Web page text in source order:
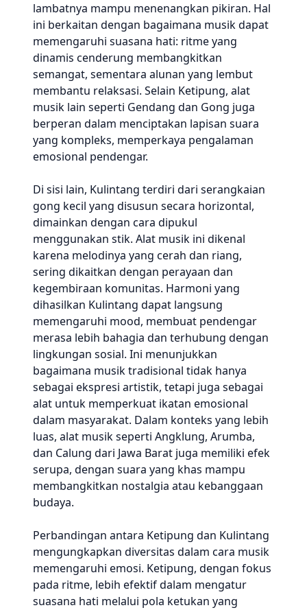
lambatnya mampu menenangkan pikiran. Hal
ini berkaitan dengan bagaimana musik dapat
memengaruhi suasana hati: ritme yang
dinamis cenderung membangkitkan
semangat, sementara alunan yang lembut
membantu relaksasi. Selain Ketipung, alat
musik lain seperti Gendang dan Gong juga
berperan dalam menciptakan lapisan suara
yang kompleks, memperkaya pengalaman
emosional pendengar.
Di sisi lain, Kulintang terdiri dari serangkaian
gong kecil yang disusun secara horizontal,
dimainkan dengan cara dipukul
menggunakan stik. Alat musik ini dikenal
karena melodinya yang cerah dan riang,
sering dikaitkan dengan perayaan dan
kegembiraan komunitas. Harmoni yang
dihasilkan Kulintang dapat langsung
memengaruhi mood, membuat pendengar
merasa lebih bahagia dan terhubung dengan
lingkungan sosial. Ini menunjukkan
bagaimana musik tradisional tidak hanya
sebagai ekspresi artistik, tetapi juga sebagai
alat untuk memperkuat ikatan emosional
dalam masyarakat. Dalam konteks yang lebih
luas, alat musik seperti Angklung, Arumba,
dan Calung dari Jawa Barat juga memiliki efek
serupa, dengan suara yang khas mampu
membangkitkan nostalgia atau kebanggaan
budaya.
Perbandingan antara Ketipung dan Kulintang
mengungkapkan diversitas dalam cara musik
memengaruhi emosi. Ketipung, dengan fokus
pada ritme, lebih efektif dalam mengatur
suasana hati melalui pola ketukan yang